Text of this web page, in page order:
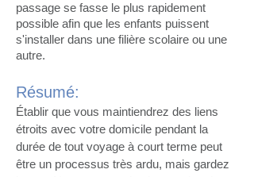
passage se fasse le plus rapidement
possible afin que les enfants puissent
s'installer dans une filière scolaire ou une
autre.
Résumé:
Établir que vous maintiendrez des liens
étroits avec votre domicile pendant la
durée de tout voyage à court terme peut
être un processus très ardu, mais gardez